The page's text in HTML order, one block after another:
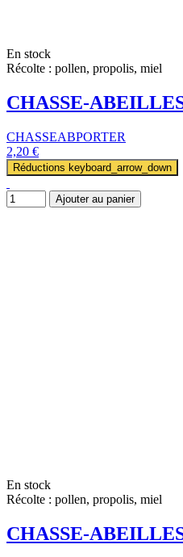
En stock
Récolte : pollen, propolis, miel
CHASSE-
CHASSEABPORTER
2,20 €
Réductions keyboard_arrow_down
Ajouter au panier
En stock
Récolte : pollen, propolis, miel
CHASSE-